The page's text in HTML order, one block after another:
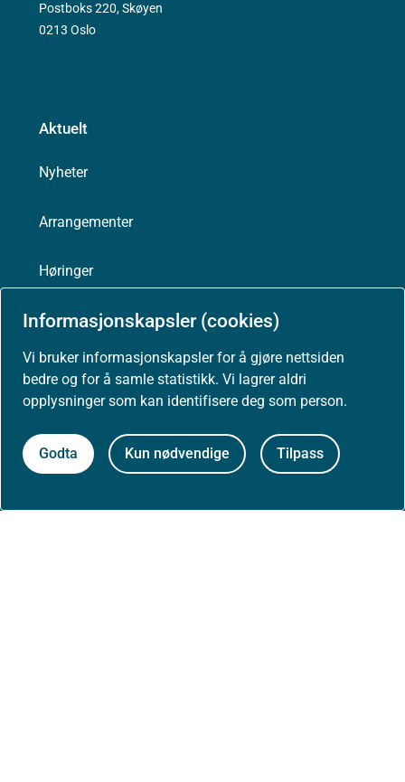
Informasjonskapsler (cookies)
Vi bruker informasjonskapsler for å gjøre nettsiden
bedre og for å samle statistikk. Vi lagrer aldri
opplysninger som kan identifisere deg som person.
Godta Kun nødvendige Tilpass
Postboks 220, Skøyen
0213 Oslo
Aktuelt
Nyheter
Arrangementer
Høringer
Presse
Personvernerklæring
Tilgjengelighetserklæring (uustatus.no)